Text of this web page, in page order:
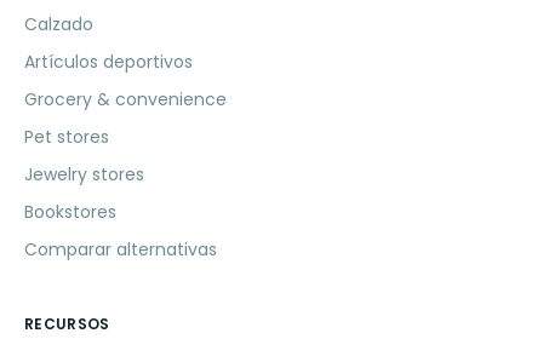
Calzado
Artículos deportivos
Grocery & convenience
Pet stores
Jewelry stores
Bookstores
Comparar alternativas
RECURSOS